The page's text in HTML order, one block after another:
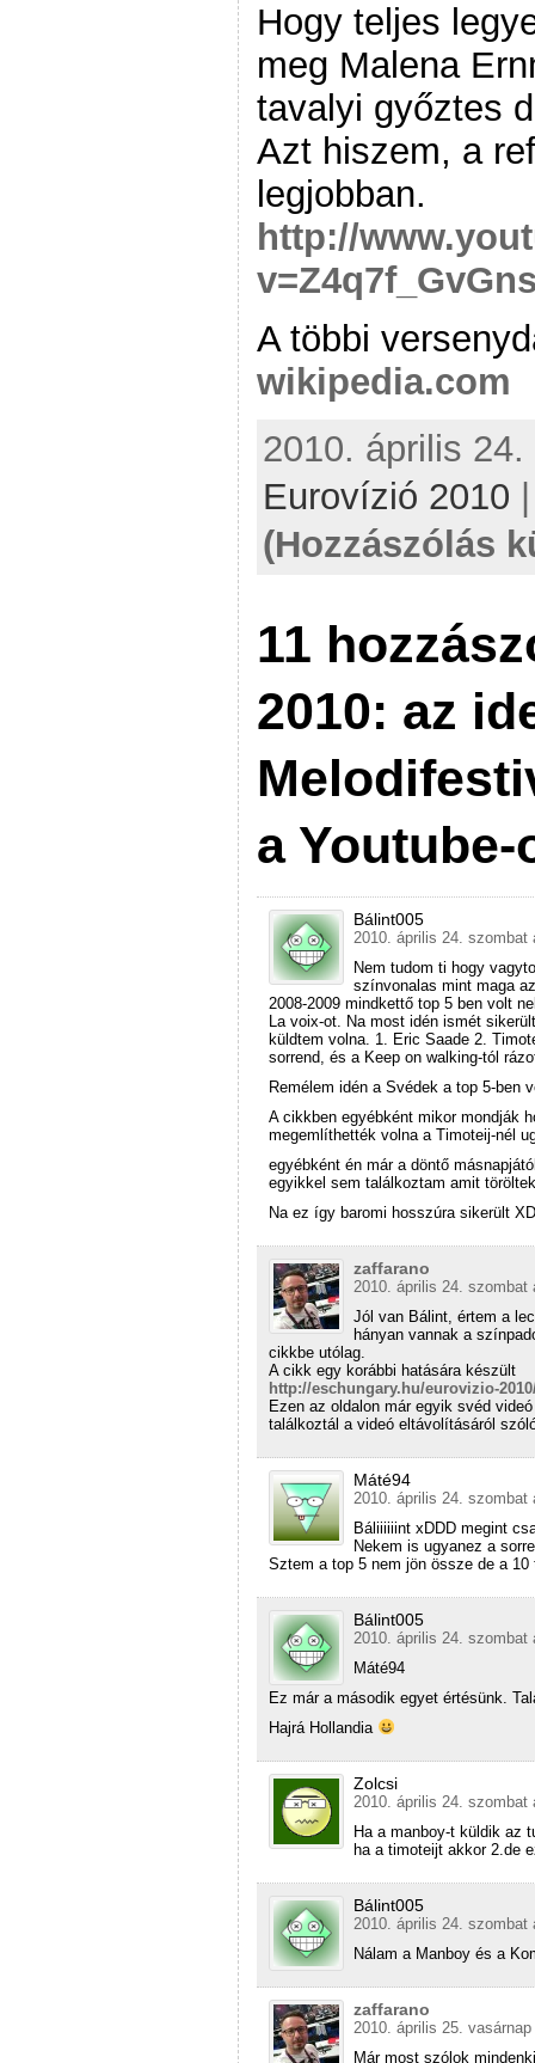
Hogy teljes
meg Malena
tavalyi győztes
Azt hiszem, a
legjobban.
http://
A többi
wikipedia.com
2010. április
Eurovízió 2010
(Hozzászólás
11
2010: az
a Youtube-
Bálint005
2010. április 24. szombat
Nem tudom ti hogy
színvonalas mint maga
2008-2009 mindkettő top 5 ben volt
La voix-ot. Na most idén ismét
küldtem volna. 1. Eric Saade 2.
sorrend, és a Keep on walking-tól
Remélem idén a Svédek a top 5-ben
A cikkben egyébként mikor mondják
megemlíthették volna a Timoteij-nél
egyébként én már a döntő
egyikkel sem találkoztam amit
Na ez így baromi hosszúra sikerült XD
zaffarano
2010. április 24. szombat
Jól van Bálint, értem a
hányan vannak a
cikkbe utólag.
A cikk egy korábbi hatására készült
http://eschungary.hu/eurovizio-
Ezen az oldalon már egyik svéd
találkoztál a videó eltávolításáról
Máté94
2010. április 24. szombat
Báliiiiiint xDDD megint
Nekem is ugyanez a
Sztem a top 5 nem jön össze de a
Bálint005
2010. április 24. szombat
Máté94
Ez már a második egyet értésünk.
Hajrá Hollandia
Zolcsi
2010. április 24. szombat
Ha a manboy-t küldik az
ha a timoteijt akkor 2.de
Bálint005
2010. április 24. szombat
Nálam a Manboy és a
zaffarano
2010. április 25.
Már most szólok